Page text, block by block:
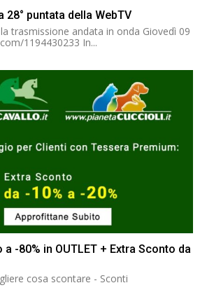
28° puntata della WebTV
trasmissione andata in onda Giovedì 09
Luglio https://vimeo.com/1194430233 In...
-80% in OUTLET + Extra Sconto da
cosa scontare - Sconti